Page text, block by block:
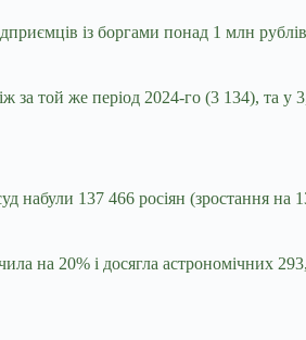
із боргами понад 1 млн
за той же період 2024-го (3 134), та
набули 137 466 росіян (зростання
на 20% і досягла астрономічних